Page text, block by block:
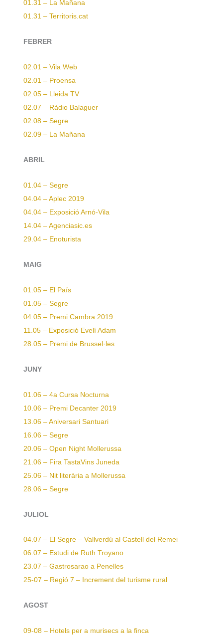
01.31 – La Mañana
01.31 – Territoris.cat
FEBRER
02.01 – Vila Web
02.01 – Proensa
02.05 – Lleida TV
02.07 – Ràdio Balaguer
02.08 – Segre
02.09 – La Mañana
ABRIL
01.04 – Segre
04.04 – Aplec 2019
04.04 – Exposició Arnó-Vila
14.04 – Agenciasic.es
29.04 – Enoturista
MAIG
01.05 – El País
01.05 – Segre
04.05 – Premi Cambra 2019
11.05 – Exposició Evelí Adam
28.05 – Premi de Brussel·les
JUNY
01.06 – 4a Cursa Nocturna
10.06 – Premi Decanter 2019
13.06 – Aniversari Santuari
16.06 – Segre
20.06 – Open Night Mollerussa
21.06 – Fira TastaVins Juneda
25.06 – Nit literària a Mollerussa
28.06 – Segre
JULIOL
04.07 – El Segre – Vallverdú al Castell del Remei
06.07 – Estudi de Ruth Troyano
23.07 – Gastrosarao a Penelles
25-07 – Regió 7 – Increment del turisme rural
AGOST
09-08 – Hotels per a murisecs a la finca